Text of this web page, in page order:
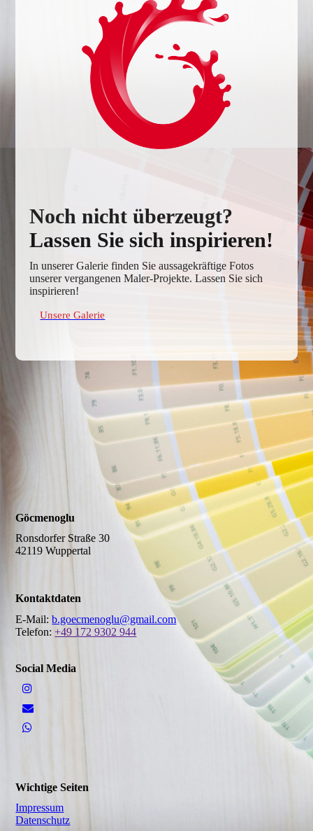
Noch nicht überzeugt?
Lassen Sie sich inspirieren!
In unserer Galerie finden Sie aussagekräftige Fotos
unserer vergangenen Maler-Projekte. Lassen Sie sich
inspirieren!
Unsere Galerie
Göcmenoglu
Ronsdorfer Straße 30
42119 Wuppertal
Kontaktdaten
E-Mail:b.goecmenoglu@gmail.com
Telefon:+49 172 9302 944
Social Media
Wichtige Seiten
Impressum
Datenschutz